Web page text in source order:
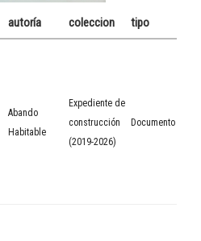
autoría coleccion tipo
Abando
Habitable
Expediente de
construcción
(2019-2026)
Documento